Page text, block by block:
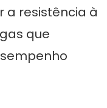
a resistência à
que